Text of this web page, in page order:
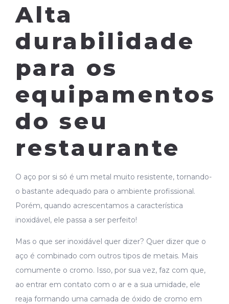
Alta
durabilidade
para os
equipamentos
do seu
restaurante
O aço por si só é um metal muito resistente, tornando-
o bastante adequado para o ambiente profissional.
Porém, quando acrescentamos a característica
inoxidável, ele passa a ser perfeito!
Mas o que ser inoxidável quer dizer? Quer dizer que o
aço é combinado com outros tipos de metais. Mais
comumente o cromo. Isso, por sua vez, faz com que,
ao entrar em contato com o ar e a sua umidade, ele
reaja formando uma camada de óxido de cromo em